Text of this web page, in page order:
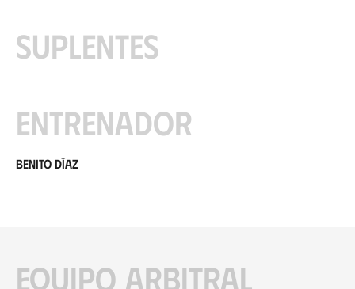
Suplentes
Entrenador
Benito Díaz
Equipo arbitral